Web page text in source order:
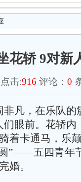
花轿 9对新
点击:916 评论： 0
凡，在乐队的
眼前。花轿内
着卡通马，乐
”——五四青年
婚。